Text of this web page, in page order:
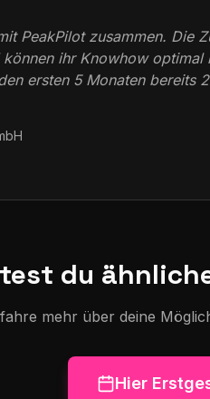
PeakPilot zusammen. Die
können ihr Knowhow
ersten 5 Monaten bereits
du
mehr über deine
Hier